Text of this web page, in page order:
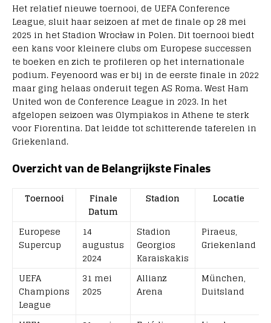
Het relatief nieuwe toernooi, de UEFA Conference
League, sluit haar seizoen af met de finale op 28 mei
2025 in het Stadion Wrocław in Polen. Dit toernooi biedt
een kans voor kleinere clubs om Europese successen
te boeken en zich te profileren op het internationale
podium. Feyenoord was er bij in de eerste finale in 2022
maar ging helaas onderuit tegen AS Roma. West Ham
United won de Conference League in 2023. In het
afgelopen seizoen was Olympiakos in Athene te sterk
voor Fiorentina. Dat leidde tot schitterende taferelen in
Griekenland.
Overzicht van de Belangrijkste Finales
Toernooi
Finale
Datum
Stadion Locatie
Europese
Supercup
14
augustus
2024
Stadion
Georgios
Karaiskakis
Piraeus,
Griekenland
UEFA
Champions
League
31 mei
2025
Allianz
Arena
München,
Duitsland